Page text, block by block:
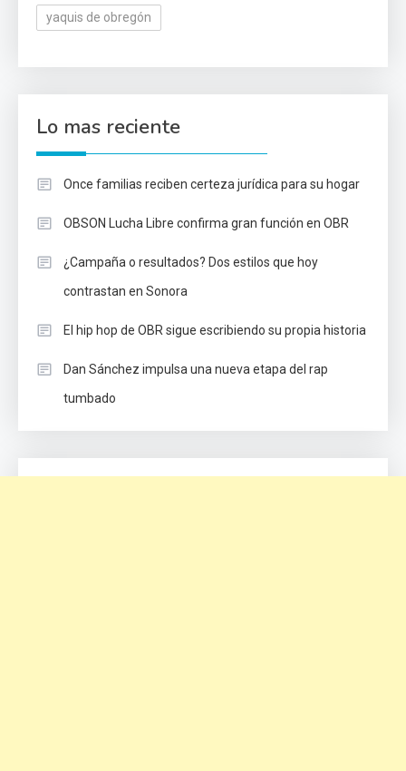
yaquis de obregón
Lo mas reciente
Once familias reciben certeza jurídica para su hogar
OBSON Lucha Libre confirma gran función en OBR
¿Campaña o resultados? Dos estilos que hoy
contrastan en Sonora
El hip hop de OBR sigue escribiendo su propia historia
Dan Sánchez impulsa una nueva etapa del rap
tumbado